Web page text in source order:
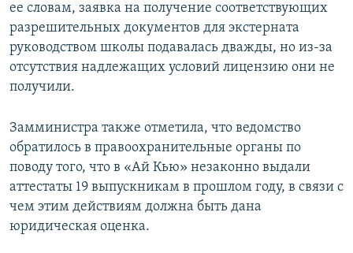
ее словам, заявка на получение соответствующих
разрешительных документов для экстерната
руководством школы подавалась дважды, но из-за
отсутствия надлежащих условий лицензию они не
получили.
Замминистра также отметила, что ведомство
обратилось в правоохранительные органы по
поводу того, что в «Ай Кью» незаконно выдали
аттестаты 19 выпускникам в прошлом году, в связи с
чем этим действиям должна быть дана
юридическая оценка.